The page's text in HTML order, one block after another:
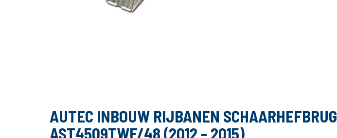
AUTEC INBOUW RIJBANEN SCHAARHEFBRUG
AST4509TWF/48 (2012 - 2015)